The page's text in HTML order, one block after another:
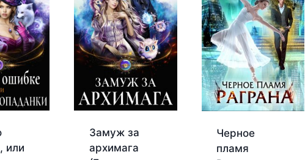
или
Замуж за
архимага
Черное
пламя